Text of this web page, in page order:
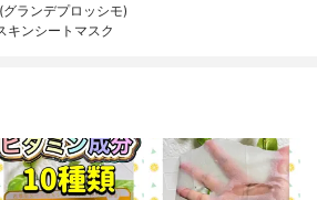
ランデプロッシモ)
キンシートマスク